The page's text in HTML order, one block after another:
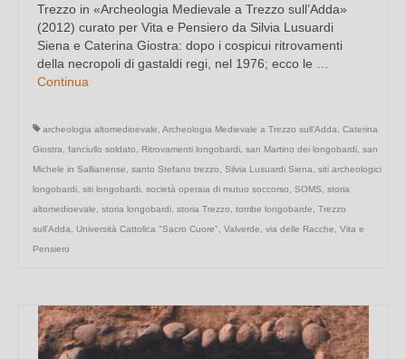
Trezzo in «Archeologia Medievale a Trezzo sull’Adda»
(2012) curato per Vita e Pensiero da Silvia Lusuardi
Siena e Caterina Giostra: dopo i cospicui ritrovamenti
della necropoli di gastaldi regi, nel 1976; ecco le …
Continua
archeologia altomedioevale Archeologia Medievale a Trezzo sull’Adda
Caterina
Giostra
fanciullo soldato Ritrovamenti longobardi san Martino dei longobardi san
Michele in Sallianense
santo Stefano trezzo Silvia Lusuardi Siena
siti archeologici
longobardi siti longobardi società operaia di mutuo soccorso SOMS
storia
altomedioevale
storia longobardi storia Trezzo tombe longobarde
Trezzo
sull'Adda
Università Cattolica "Sacro Cuore" Valverde via delle Racche
Vita e
Pensiero